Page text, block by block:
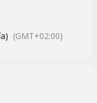
(GMT+02:00)